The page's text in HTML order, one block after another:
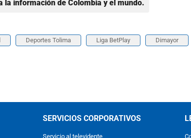
información de Colombia y el mundo.
Deportes Tolima Liga BetPlay Dimayor
SERVICIOS CORPORATIVOS
Servicio al televidente